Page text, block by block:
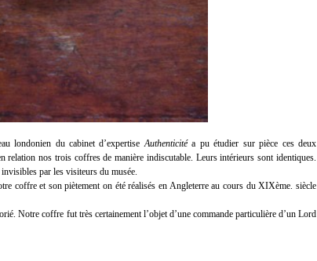
londonien du cabinet d’expertiseAuthenticitéa pu étudier sur pièce ces deux
relation nos trois coffres de manière indiscutable. Leurs intérieurs sont identiques.
par les visiteurs du musée.
coffre et son piètement on été réalisés en Angleterre au cours du XIXème. siècle
Notre coffre fut très certainement l’objet d’une commande particulière d’un Lord